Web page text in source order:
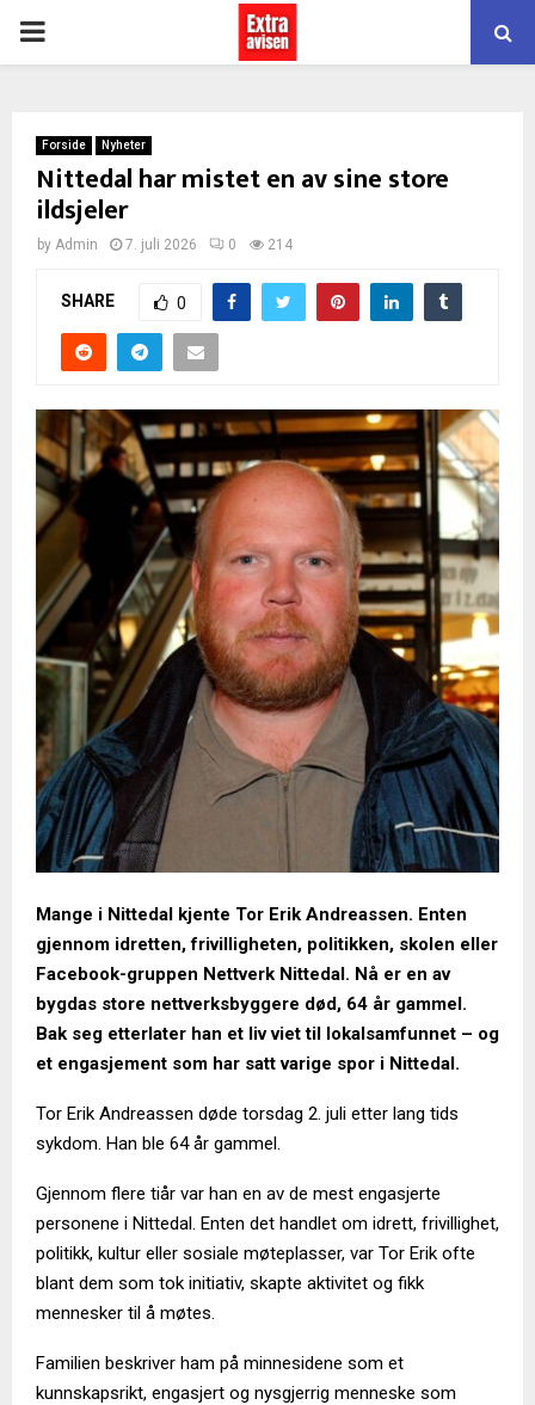
PRIMARY
Forside Nyheter
Nittedal har mistet en av sine store
ildsjeler
by Admin 7. juli 2026 0 214
SHARE 0
Mange i Nittedal kjente Tor Erik Andreassen. Enten
gjennom idretten, frivilligheten, politikken, skolen eller
Facebook-gruppen Nettverk Nittedal. Nå er en av
bygdas store nettverksbyggere død, 64 år gammel.
Bak seg etterlater han et liv viet til lokalsamfunnet – og
et engasjement som har satt varige spor i Nittedal.
Tor Erik Andreassen døde torsdag 2. juli etter lang tids
sykdom. Han ble 64 år gammel.
Gjennom flere tiår var han en av de mest engasjerte
personene i Nittedal. Enten det handlet om idrett, frivillighet,
politikk, kultur eller sosiale møteplasser, var Tor Erik ofte
blant dem som tok initiativ, skapte aktivitet og fikk
mennesker til å møtes.
Familien beskriver ham på minnesidene som et
kunnskapsrikt, engasjert og nysgjerrig menneske som